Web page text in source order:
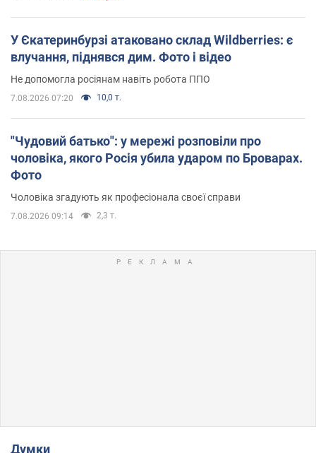
У Єкатеринбурзі атаковано склад Wildberries: є
влучання, піднявся дим. Фото і відео
Не допомогла росіянам навіть робота ППО
7.08.2026 07:20 10,0 т.
"Чудовий батько": у мережі розповіли про
чоловіка, якого Росія убила ударом по Броварах.
Фото
Чоловіка згадують як професіонала своєї справи
7.08.2026 09:14 2,3 т.
Думки